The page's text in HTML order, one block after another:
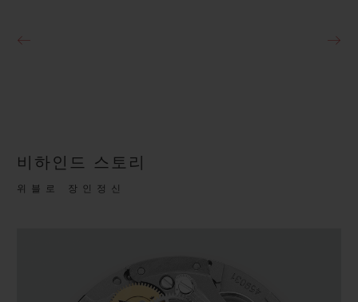
비하인드 스토리
위블로 장인정신